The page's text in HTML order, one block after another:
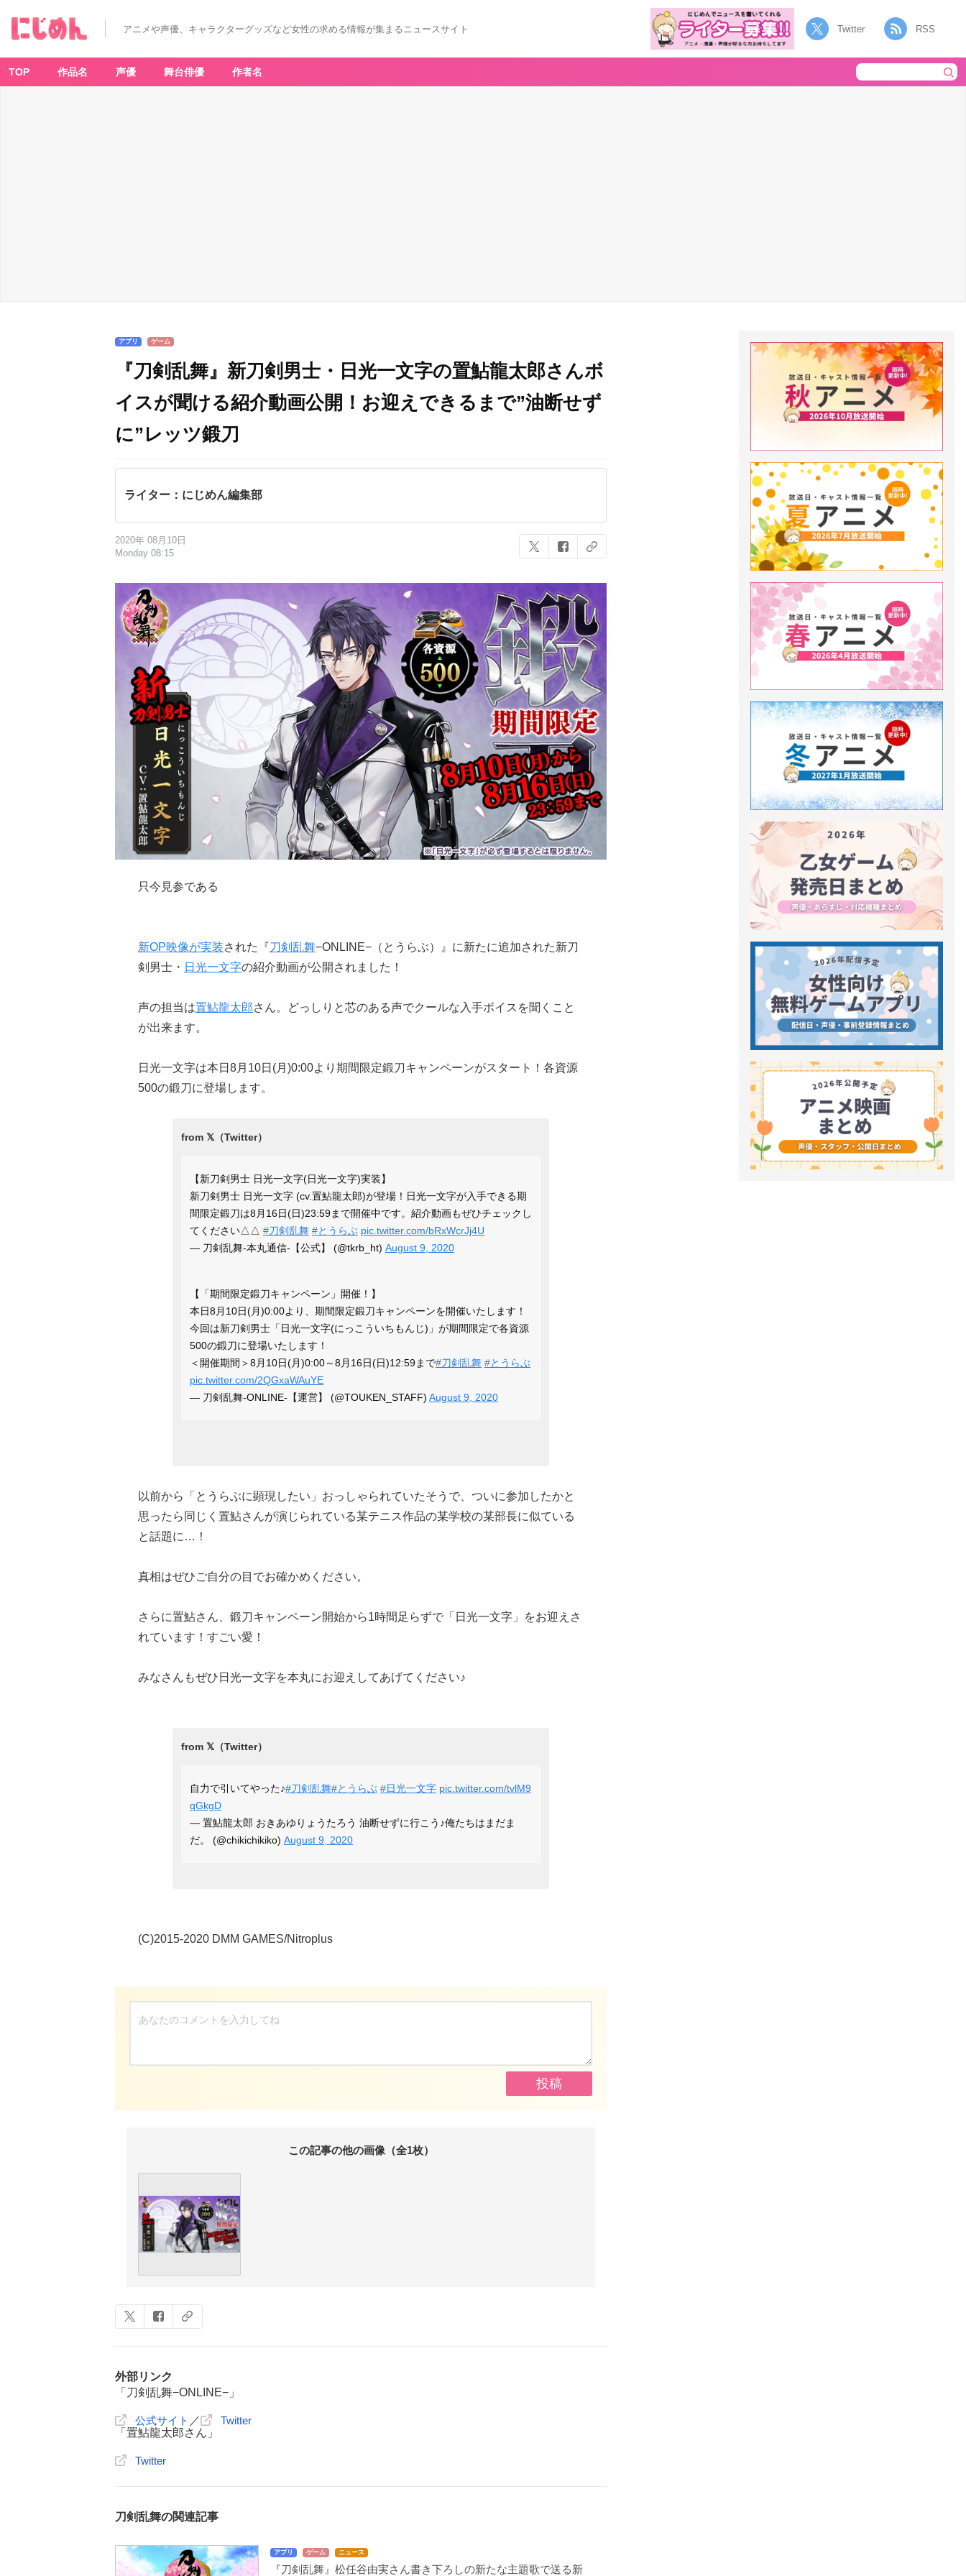
アニメや声優、キャラクターグッズなど女性の求める情報が集まるニュースサイト Twitter RSS
TOP 作品名 声優 舞台俳優 作者名
アプリ ゲーム
『刀剣乱舞』新刀剣男士・日光一文字の置鮎龍太郎さんボ
イスが聞ける紹介動画公開！お迎えできるまで”油断せず
に”レッツ鍛刀
ライター：にじめん編集部
2020年 08月10日
Monday 08:15
只今見参である
新OP映像が実装された『刀剣乱舞−ONLINE−（とうらぶ）』に新たに追加された新刀
剣男士・ 日光一文字の紹介動画が公開されました！
声の担当は置鮎龍太郎さん。どっしりと芯のある声でクールな入手ボイスを聞くこと
が出来ます。
日光一文字は本日8月10日(月)0:00より期間限定鍛刀キャンペーンがスタート！各資源
500の鍛刀に登場します。
【新刀剣男士 日光一文字(日光一文字)実装】
新刀剣男士 日光一文字 (cv.置鮎龍太郎)が登場！日光一文字が入手できる期
間限定鍛刀は8月16日(日)23:59まで開催中です。紹介動画もぜひチェックし
てください△△ #刀剣乱舞 #とうらぶ pic.twitter.com/bRxWcrJj4U
— 刀剣乱舞-本丸通信-【公式】 (@tkrb_ht) August 9, 2020
【「期間限定鍛刀キャンペーン」開催！】
本日8月10日(月)0:00より、期間限定鍛刀キャンペーンを開催いたします！
今回は新刀剣男士「日光一文字(にっこういちもんじ)」が期間限定で各資源
500の鍛刀に登場いたします！
＜開催期間＞8月10日(月)0:00～8月16日(日)12:59まで#刀剣乱舞 #とうらぶ
pic.twitter.com/2QGxaWAuYE
— 刀剣乱舞-ONLINE-【運営】 (@TOUKEN_STAFF) August 9, 2020
以前から「とうらぶに顕現したい」おっしゃられていたそうで、ついに参加したかと
思ったら同じく置鮎さんが演じられている某テニス作品の某学校の某部長に似ている
と話題に…！
真相はぜひご自分の目でお確かめください。
さらに置鮎さん、鍛刀キャンペーン開始から1時間足らずで「日光一文字」をお迎えさ
れています！すごい愛！
みなさんもぜひ日光一文字を本丸にお迎えしてあげてください♪
自力で引いてやった♪#刀剣乱舞#とうらぶ #日光一文字 pic.twitter.com/tvlM9
qGkgD
— 置鮎龍太郎 おきあゆりょうたろう 油断せずに行こう♪俺たちはまだま
だ。 (@chikichikiko) August 9, 2020
(C)2015-2020 DMM GAMES/Nitroplus
この記事の他の画像（全1枚）
外部リンク
「刀剣乱舞−ONLINE−」
公式サイト ／
Twitter
「置鮎龍太郎さん」
Twitter
刀剣乱舞の関連記事
アプリ ゲーム ニュース
『刀剣乱舞』松任谷由実さん書き下ろしの新たな主題歌で送る新